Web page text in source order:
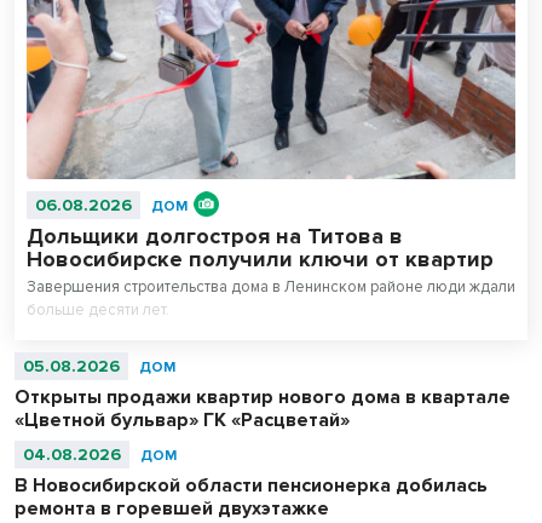
06.08.2026 ДОМ
Дольщики долгостроя на Титова в
Новосибирске получили ключи от квартир
Завершения строительства дома в Ленинском районе люди ждали
больше десяти лет.
05.08.2026 ДОМ
Открыты продажи квартир нового дома в квартале
«Цветной бульвар» ГК «Расцветай»
04.08.2026 ДОМ
В Новосибирской области пенсионерка добилась
ремонта в горевшей двухэтажке